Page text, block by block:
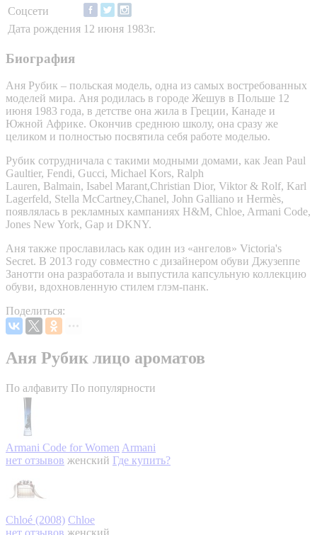
Соцсети
Дата рождения 12 июня 1983г.
Биография
Аня Рубик – польская модель, одна из самых востребованных
моделей мира. Аня родилась в городе Жешув в Польше 12
июня 1983 года, в детстве она жила в Греции, Канаде и
Южной Африке. Окончив среднюю школу, она сразу же
целиком и полностью посвятила себя работе моделью.
Рубик сотрудничала с такими модными домами, как Jean Paul
Gaultier, Fendi, Gucci, Michael Kors, Ralph
Lauren, Balmain, Isabel Marant,Christian Dior, Viktor & Rolf, Karl
Lagerfeld, Stella McCartney,Chanel, John Galliano и Hermès,
появлялась в рекламных кампаниях H&M, Chloe, Armani Code,
Jones New York, Gap и DKNY.
Аня также прославилась как один из «ангелов» Victoria's
Secret. В 2013 году совместно с дизайнером обуви Джузеппе
Занотти она разработала и выпустила капсульную коллекцию
обуви, вдохновленную стилем глэм-панк.
Поделиться:
Аня Рубик лицо ароматов
По алфавиту По популярности
Armani Code for Women Armani
нет отзывов женский Где купить?
Chloé (2008) Chloe